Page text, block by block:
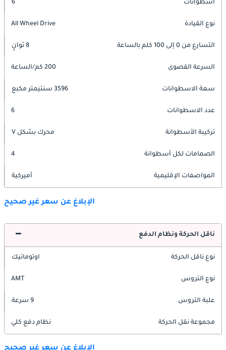
اسطوانات 6
نوع القيادة All Wheel Drive
التسارع من 0 إلى 100 كلم بالساعة 8 ثوانٍ
السرعة القصوى 200 كم/الساعة
سعة الاسطوانات 3596 سنتيمتر مكبع
عدد الاسطوانات 6
تركيبة الأسطوانة محرك بشكل V
الصمامات لكل أسطوانة 4
المواصفات الإقليمية أميركية
الإبلاغ عن سعر غير صحيح
ناقل الحركة ونظام الدفع
نوع ناقل الحركة اوتوماتيك
نوع التروس AMT
علبة التروس 9 سرعة
مجموعة نقل الحركة نظام دفع كلي